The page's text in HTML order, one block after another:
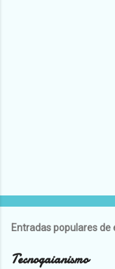
Entradas populares de
Tecnogaianismo